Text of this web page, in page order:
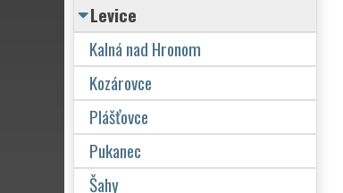
Levice
Kalná nad Hronom
Kozárovce
Plášťovce
Pukanec
Šahy